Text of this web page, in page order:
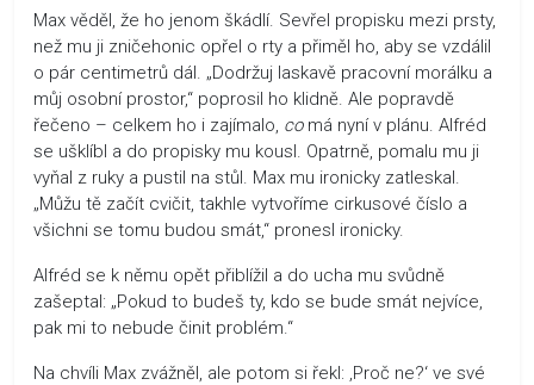
Max věděl, že ho jenom škádlí. Sevřel propisku mezi prsty,
než mu ji zničehonic opřel o rty a přiměl ho, aby se vzdálil
o pár centimetrů dál. „Dodržuj laskavě pracovní morálku a
můj osobní prostor,“ poprosil ho klidně. Ale popravdě
řečeno – celkem ho i zajímalo, co má nyní v plánu. Alfréd
se ušklíbl a do propisky mu kousl. Opatrně, pomalu mu ji
vyňal z ruky a pustil na stůl. Max mu ironicky zatleskal.
„Můžu tě začít cvičit, takhle vytvoříme cirkusové číslo a
všichni se tomu budou smát,“ pronesl ironicky.
Alfréd se k němu opět přiblížil a do ucha mu svůdně
zašeptal: „Pokud to budeš ty, kdo se bude smát nejvíce,
pak mi to nebude činit problém.“
Na chvíli Max zvážněl, ale potom si řekl: ‚Proč ne?‘ ve své